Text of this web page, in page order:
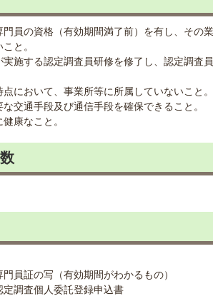
門員の資格（有効期間満了前）を有し、その
と。
実施する認定調査員研修を修了し、認定調査
において、事業所等に所属していないこと。
交通手段及び通信手段を確保できること。
康なこと。
員証の写（有効期間がわかるもの）
定調査個人委託登録申込書